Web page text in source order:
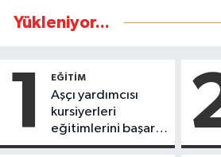
Yükleniyor...
1 EĞİTİM
Aşçı yardımcısı
kursiyerleri
eğitimlerini başarı
ile tamamladı